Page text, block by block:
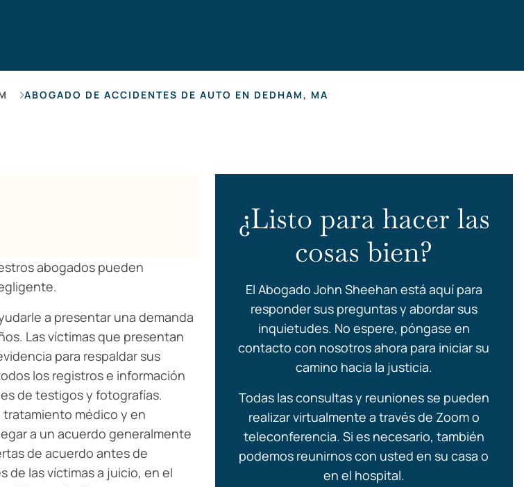
ABOGADO DE ACCIDENTES DE AUTO EN DEDHAM, MA
abogados pueden
a presentar una demanda
Las víctimas que presentan
para respaldar sus
los registros e información
de testigos y fotografías.
médico y en
a un acuerdo generalmente
de acuerdo antes de
de las víctimas a juicio, en el
¿Listo para hacer las
cosas bien?
El Abogado John Sheehan está aquí para
responder sus preguntas y abordar sus
inquietudes. No espere, póngase en
contacto con nosotros ahora para iniciar su
camino hacia la justicia.
Todas las consultas y reuniones se pueden
realizar virtualmente a través de Zoom o
teleconferencia. Si es necesario, también
podemos reunirnos con usted en su casa o
en el hospital.